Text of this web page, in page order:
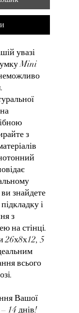
увазі
Mini
з
знайдете
і
з
на стінці.
26х8х12, 5
всього
Вашої
– 14 днів!